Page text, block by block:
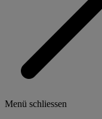
Menü schliessen